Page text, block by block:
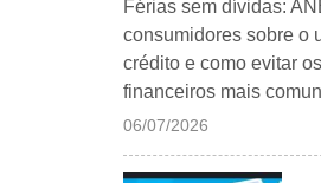
Férias sem dívidas:
consumidores sobre o
crédito e como evitar
financeiros mais
06/07/2026